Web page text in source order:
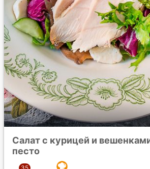
Салат с курицей и
песто